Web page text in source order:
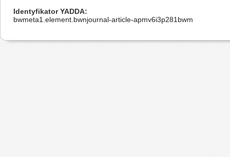
Identyfikator YADDA
bwmeta1.element.bwnjournal-article-apmv6i3p281bwm